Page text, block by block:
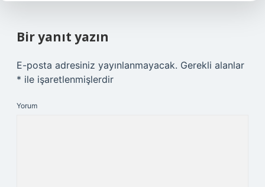
Bir yanıt yazın
E-posta adresiniz yayınlanmayacak. Gerekli alanlar
* ile işaretlenmişlerdir
Yorum